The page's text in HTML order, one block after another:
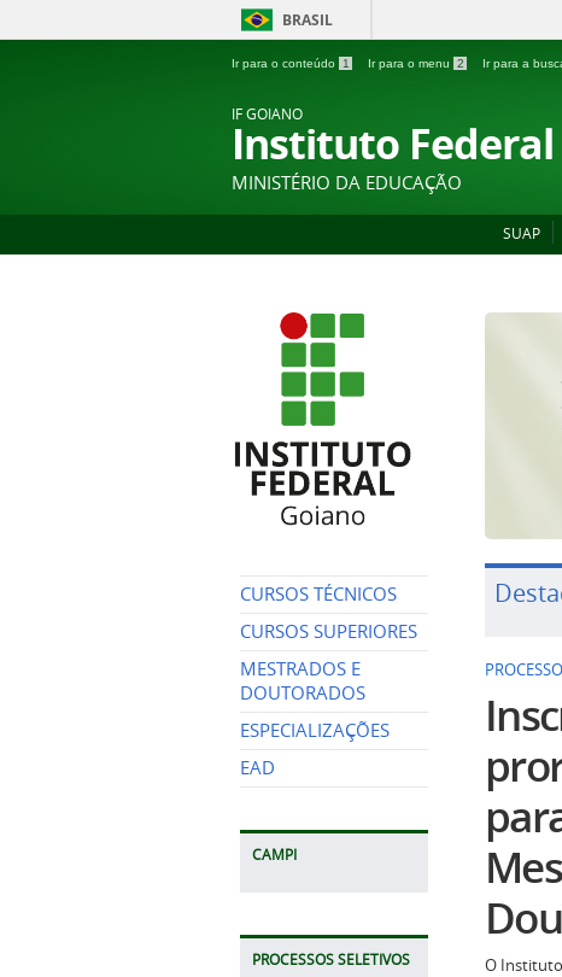
BRASIL
Ir para o conteúdo 1 Ir para o menu 2 Ir para a
IF GOIANO
Instituto Federal
MINISTÉRIO DA EDUCAÇÃO
SUAP
CURSOS TÉCNICOS
CURSOS SUPERIORES
MESTRADOS E
DOUTORADOS
ESPECIALIZAÇÕES
EAD
CAMPI
PROCESSOS SELETIVOS
O